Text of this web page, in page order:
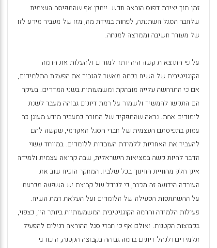
זמן תוך יצירת דפוס הוראה חדש. ייתכן אף שהתפיסה העצמית
שלחבר הסגל השתנתה, לפחות במידת מה, מזו של מעביר מידע לזו
של מעורר חשיבה וממרצה למנחה.
על פי התוצאות קשה היה יותר למורים ולהעלות את הרמה
הקוגניטיבית של השיח בכתה מאשר להגביר את הפעלת התלמידים,
אם כי התרחשה עלייה מובהקת ומשמעותית בשני המדדים. בעיקר
הם התקשו להמשיך ולשמור על רמת דיונים גבוהה מעבר לשנת
לימודים אחת. נראה שהתפקיד של המורה כמעביר מידע מעוגן כה
עמוק בתפיסתם העצמית של חברי הסגל האקדמי, שקשה להם
להעביר את האחריות ללמידת העובדות ללומדים. במיוחד עשוי
הדבר להיות קשה במציאות הישראלית, שבה קריאה עצמית ולמידה
אינן חלק מהוויית החינוך בכל שלביו. המחקר הוכיח שוב את
העובדה הידועה זה מכבר, כי לגודל של קבוצת יש השפעה מכרעת
על ההשתתפות הפעילה של הלומדים ועל העלאת רמת השיח.
פעילות הלמידה והרמה הקוגניטיבית המשמעותיות ביותר היו, כצפוי,
בקבוצות הקטנות. ואולם אף כי חברי סגל ההוראה רגילים להפעיל
תלמידים ולנהל דיונים ברמה גבוהה בקבוצה הקטנה, הוכח כי